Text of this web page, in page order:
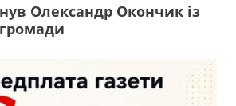
Олександр Окончик із
громади